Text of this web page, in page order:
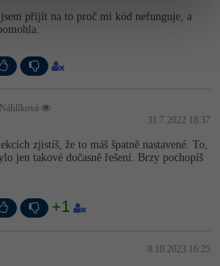
přijít na to proč mi kód nefunguje, a
31.7.2022 18:37
zjistíš, že to máš špatně nastavené. To,
jen takové dočasně řešení. Brzy pochopíš
+1
8.10.2023 16:25